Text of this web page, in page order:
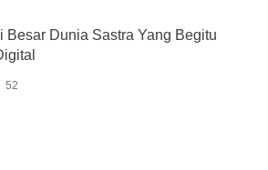
Besar Dunia Sastra Yang Begitu
52